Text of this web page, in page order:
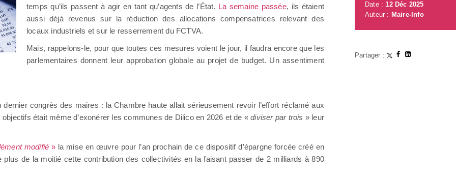
temps qu’ils passent à agir en tant qu’agents de l’État. La semaine passée, ils étaient
aussi déjà revenus sur la réduction des allocations compensatrices relevant des
locaux industriels et sur le resserrement du FCTVA.
Mais, rappelons-le, pour que toutes ces mesures voient le jour, il faudra encore que les
parlementaires donnent leur approbation globale au projet de budget. Un assentiment
congrès des maires : la Chambre haute allait sérieusement revoir l’effort réclamé aux
était même d’exonérer les communes de Dilico en 2026 et de «diviser par trois » leur
modifié » la mise en œuvre pour l’an prochain de ce dispositif d’épargne forcée créé en
plus de la moitié cette contribution des collectivités en la faisant passer de 2 milliards à 890
Date :12 Déc 2025
Auteur : Maire-Info
Partager :